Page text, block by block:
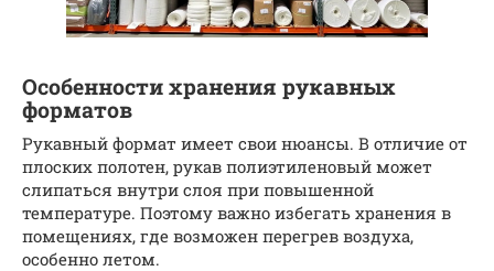
Особенности хранения рукавных
форматов
Рукавный формат имеет свои нюансы. В отличие от
плоских полотен, рукав полиэтиленовый может
слипаться внутри слоя при повышенной
температуре. Поэтому важно избегать хранения в
помещениях, где возможен перегрев воздуха,
особенно летом.